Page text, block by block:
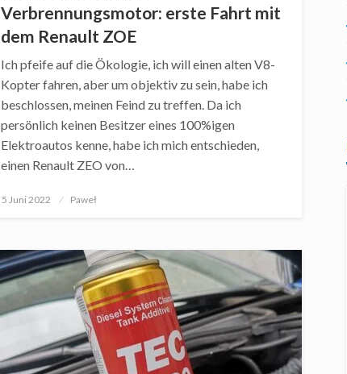
Verbrennungsmotor: erste Fahrt mit
dem Renault ZOE
Ich pfeife auf die Ökologie, ich will einen alten V8-
Kopter fahren, aber um objektiv zu sein, habe ich
beschlossen, meinen Feind zu treffen. Da ich
persönlich keinen Besitzer eines 100%igen
Elektroautos kenne, habe ich mich entschieden,
einen Renault ZEO von…
Posted
5 Juni 2022 Paweł